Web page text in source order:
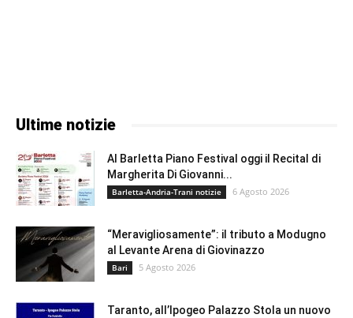
Ultime notizie
Al Barletta Piano Festival oggi il Recital di
Margherita Di Giovanni...
Barletta-Andria-Trani notizie 6 Agosto 2026
“Meravigliosamente”: il tributo a Modugno
al Levante Arena di Giovinazzo
Bari 5 Agosto 2026
Taranto, all’Ipogeo Palazzo Stola un nuovo